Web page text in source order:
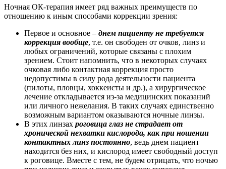
Ночная ОК-терапия имеет ряд важных преимуществ по
отношению к иным способами коррекции зрения:
Первое и основное – днем пациенту не требуется
коррекция вообще, т.е. он свободен от очков, линз и
любых ограничений, которые связаны с плохим
зрением. Стоит напомнить, что в некоторых случаях
очковая либо контактная коррекция просто
недопустимы в силу рода деятельности пациента
(пилоты, пловцы, хоккеисты и др.), а хирургическое
лечение откладывается из-за медицинских показаний
или личного нежелания. В таких случаях единственно
возможным вариантом оказываются ночные линзы.
В этих линзах роговица глаз не страдает от
хронической нехватки кислорода, как при ношении
контактных линз постоянно, ведь днем пациент
находится без них, и кислород имеет свободный доступ
к роговице. Вместе с тем, не будем отрицать, что ночью